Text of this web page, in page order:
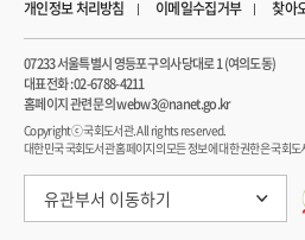
개인정보 처리방침 이메일수집거부 찾아
07233 서울특별시 영등포구 의사당대로 1 (여의도동)
대표전화 : 02-6788-4211
홈페이지 관련 문의 webw3@nanet.go.kr
Copyrightⓒ 국회도서관. All rights reserved.
대한민국 국회도서관 홈페이지의 모든 정보에 대한 권한은 국회
유관부서 이동하기